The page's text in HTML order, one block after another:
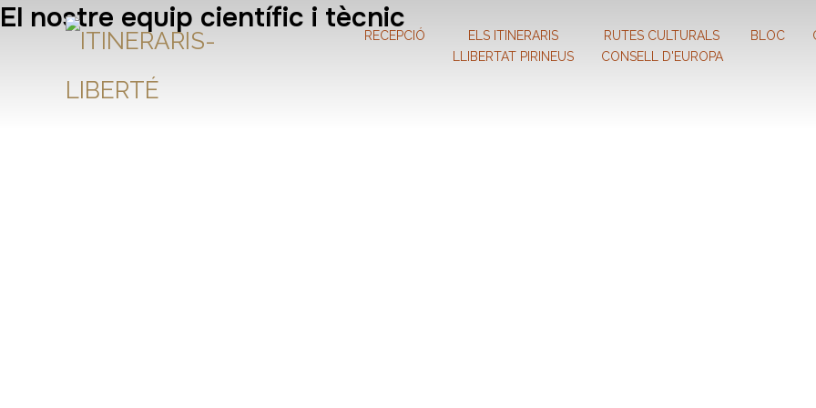
RECEPCIÓ
ELS ITINERARIS
LLIBERTAT PIRINEUS
RUTES CULTURALS
CONSELL D'EUROPA
BLOC
El nostre equip científic i tècnic